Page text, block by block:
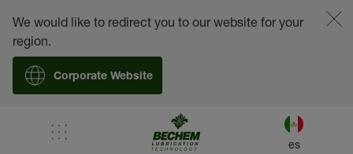
es
We would like to redirect you to our website for your
region.
Corporate Website